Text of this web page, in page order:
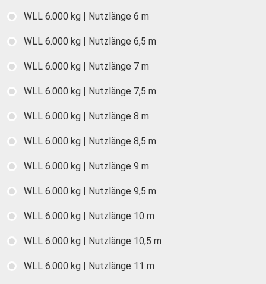
WLL 6.000 kg | Nutzlänge 6 m
WLL 6.000 kg | Nutzlänge 6,5 m
WLL 6.000 kg | Nutzlänge 7 m
WLL 6.000 kg | Nutzlänge 7,5 m
WLL 6.000 kg | Nutzlänge 8 m
WLL 6.000 kg | Nutzlänge 8,5 m
WLL 6.000 kg | Nutzlänge 9 m
WLL 6.000 kg | Nutzlänge 9,5 m
WLL 6.000 kg | Nutzlänge 10 m
WLL 6.000 kg | Nutzlänge 10,5 m
WLL 6.000 kg | Nutzlänge 11 m